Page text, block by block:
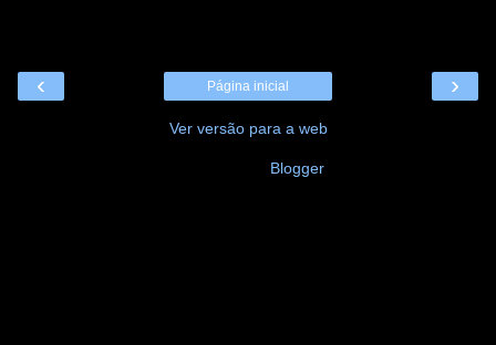
‹ ›
Página inicial
Ver versão para a web
Blogger.